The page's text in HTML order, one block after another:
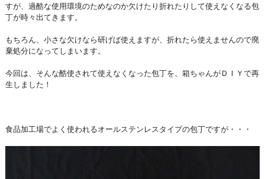
すが、過酷な使用環境のためなのか欠けたり折れたりして使えなくなる包
丁が時々出てきます。
もちろん、小さな欠けなら研げば使えますが、折れたら使えませんので廃
棄処分になってしまいます。
今回は、そんな酷使されて使えなくなった包丁を、箱ちゃんがＤＩＹで再
生しました！
食品加工場でよく使われるオールステンレスタイプの包丁ですが・・・